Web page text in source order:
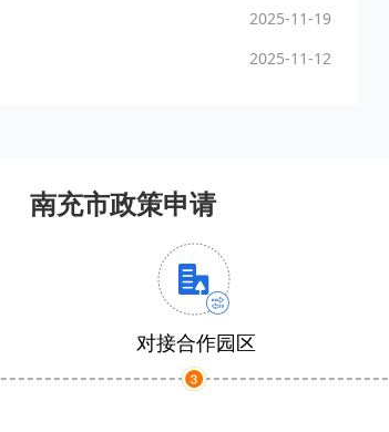
2025-11-19
2025-11-12
南充市政策申请
对接合作园区